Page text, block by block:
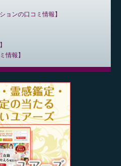
ョンの口コミ情報
情報